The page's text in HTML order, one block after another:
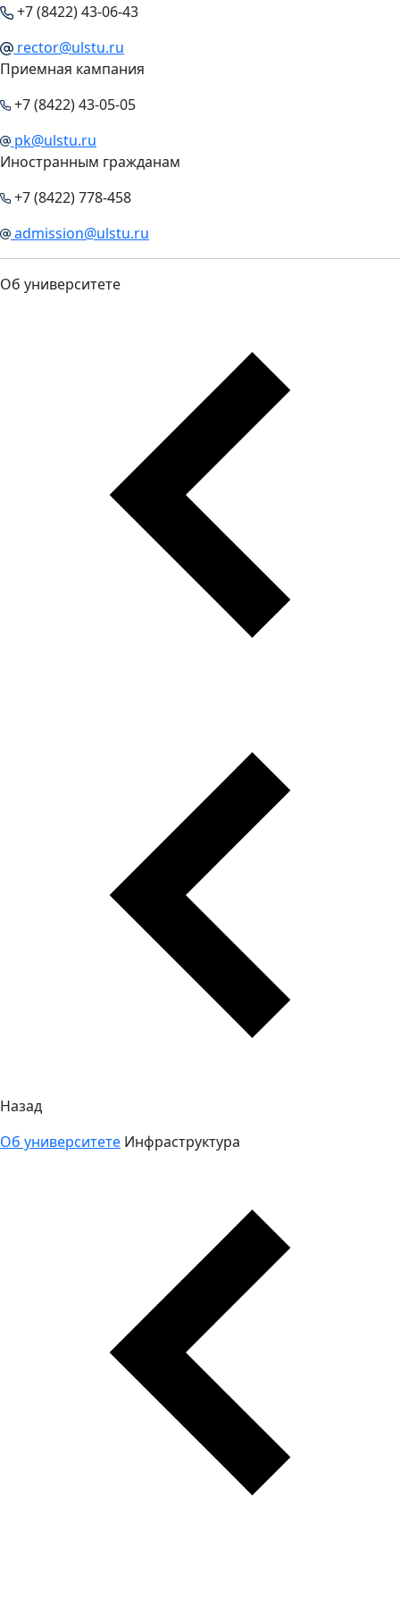
+7 (8422) 43-06-43
rector@ulstu.ru
Приемная кампания
+7 (8422) 43-05-05
pk@ulstu.ru
Иностранным гражданам
+7 (8422) 778-458
admission@ulstu.ru
Об университете
Назад
Об университете Инфраструктура